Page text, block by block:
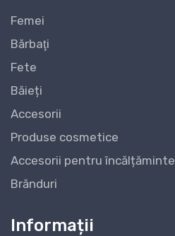
Femei
Bărbaţi
Fete
Băieți
Accesorii
Produse cosmetice
Accesorii pentru încălțăminte
Brănduri
Informații